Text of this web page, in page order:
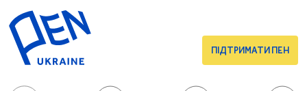
ПІДТРИМАТИ ПЕН